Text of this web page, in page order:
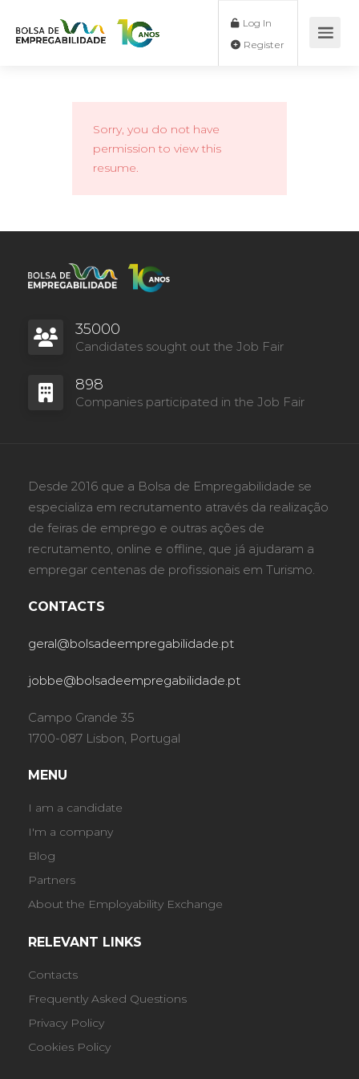
Log In
Sorry, you do not have
permission to view this
resume.
35000
Candidates sought out the Job Fair
898
Companies participated in the Job Fair
Desde 2016 que a Bolsa de Empregabilidade se
especializa em recrutamento através da realização
de feiras de emprego e outras ações de
recrutamento, online e offline, que já ajudaram a
empregar centenas de profissionais em Turismo.
CONTACTS
geral@bolsadeempregabilidade.pt
jobbe@bolsadeempregabilidade.pt
Campo Grande 35
1700-087 Lisbon, Portugal
MENU
I am a candidate
I'm a company
Blog
Partners
About the Employability Exchange
RELEVANT LINKS
Contacts
Frequently Asked Questions
Privacy Policy
Cookies Policy